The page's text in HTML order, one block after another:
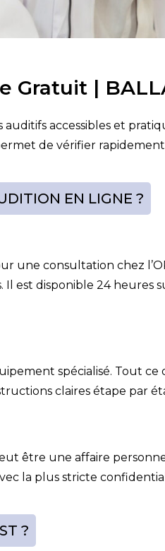
Gratuit |
accessibles et
de vérifier
EN LIGNE ?
une consultation chez
est disponible 24
spécialisé. Tout
claires étape par
être une affaire
la plus stricte
?